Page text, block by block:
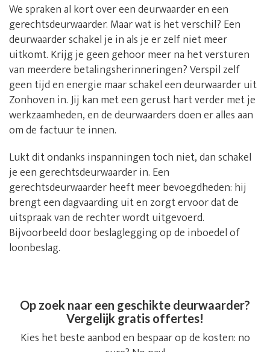
We spraken al kort over een deurwaarder en een
gerechtsdeurwaarder. Maar wat is het verschil? Een
deurwaarder schakel je in als je er zelf niet meer
uitkomt. Krijg je geen gehoor meer na het versturen
van meerdere betalingsherinneringen? Verspil zelf
geen tijd en energie maar schakel een deurwaarder uit
Zonhoven in. Jij kan met een gerust hart verder met je
werkzaamheden, en de deurwaarders doen er alles aan
om de factuur te innen.
Lukt dit ondanks inspanningen toch niet, dan schakel
je een gerechtsdeurwaarder in. Een
gerechtsdeurwaarder heeft meer bevoegdheden: hij
brengt een dagvaarding uit en zorgt ervoor dat de
uitspraak van de rechter wordt uitgevoerd.
Bijvoorbeeld door beslaglegging op de inboedel of
loonbeslag.
Op zoek naar een geschikte deurwaarder?
Vergelijk gratis offertes!
Kies het beste aanbod en bespaar op de kosten: no